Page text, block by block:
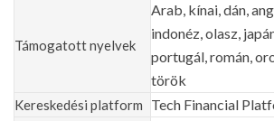
Támogatott nyelvek
Arab, kínai, dán,
indonéz, olasz,
portugál, román,
török
Kereskedési platform Tech Financial